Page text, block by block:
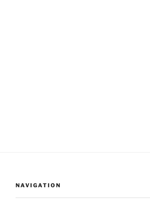
NAVIGATION